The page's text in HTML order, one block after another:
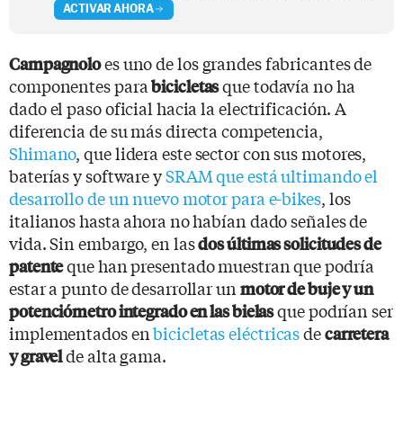
ACTIVAR AHORA
Campagnoloes uno de los grandes fabricantes de
componentes parabicicletasque todavía no ha
dado el paso oficial hacia la electrificación. A
diferencia de su más directa competencia,
Shimano, que lidera este sector con sus motores,
baterías y software ySRAM que está ultimando el
desarrollo de un nuevo motor para e-bikes, los
italianos hasta ahora no habían dado señales de
vida. Sin embargo, en lasdos últimas solicitudes de
patenteque han presentado muestran que podría
estar a punto de desarrollar un motor de buje y un
potenciómetro integrado en las bielasque podrían ser
implementados enbicicletas eléctricasdecarretera
y gravelde alta gama.